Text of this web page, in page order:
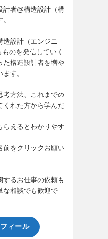
計者@構造設計（構
造設計（エンジニ
のを発信していく
た構造設計者を増や
す。
考方法、これまでの
くれた方から学んだ
らえるとわかりやす
前をクリックお願い
するお仕事の依頼も
な相談でも歓迎で
ィール